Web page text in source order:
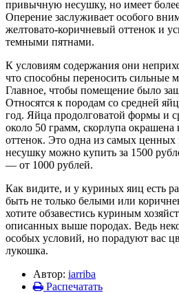
привычную несушку, но имеет
Оперение заслуживает особого
желтовато-коричневый оттенок и
темными пятнами.
К условиям содержания они
что способны переносить сильные
Главное, чтобы помещение было
Относятся к породам со средней
год. Яйца продолговатой формы и
около 50 грамм, скорлупа окрашена
оттенок. Это одна из самых
несушку можно купить за 1500
— от 1000 рублей.
Как видите, и у куриных яиц есть
быть не только белыми или
хотите обзавестись куриным
описанных выше породах. Ведь
особых условий, но порадуют вас
лукошка.
Автор: iarriba
Распечатать